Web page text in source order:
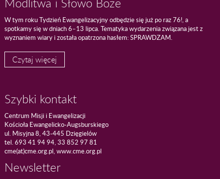
W tym roku Tydzień Ewangelizacyjny odbędzie się już po raz 76!, a
spotkamy się w dniach 6–13 lipca. Tematyka wydarzenia związana jest z
wyznaniem wiary i została opatrzona hasłem: SPRAWDZAM.
Czytaj więcej
Szybki kontakt
Centrum Misji i Ewangelizacji
Kościoła Ewangelicko-Augsburskiego
ul. Misyjna 8, 43-445 Dzięgielów
tel. 693 41 94 94, 33 852 97 81
cme(at)cme.org.pl, www.cme.org.pl
Newsletter